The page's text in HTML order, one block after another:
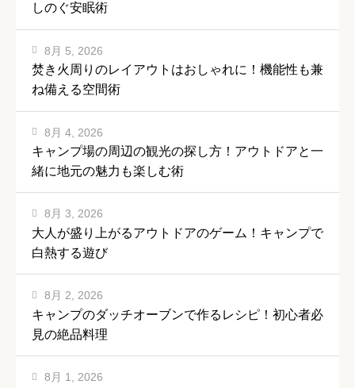
しのぐ安眠術
焚き火周りのレイアウトはおしゃれに！機能性も兼
ね備える空間術
8月 5, 2026
キャンプ場の周辺の観光の探し方！アウトドアと一
緒に地元の魅力も楽しむ術
8月 4, 2026
大人が盛り上がるアウトドアのゲーム！キャンプで
白熱する遊び
8月 3, 2026
キャンプのダッチオーブンで作るレシピ！初心者必
見の絶品料理
8月 2, 2026
8月 1, 2026